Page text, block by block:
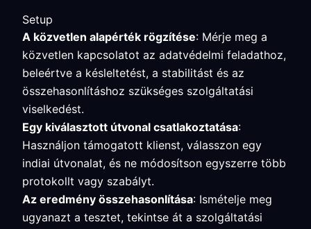
Setup
A közvetlen alapérték rögzítése: Mérje meg a
közvetlen kapcsolatot az adatvédelmi feladathoz,
beleértve a késleltetést, a stabilitást és az
összehasonlításhoz szükséges szolgáltatási
viselkedést.
Egy kiválasztott útvonal csatlakoztatása:
Használjon támogatott klienst, válasszon egy
indiai útvonalat, és ne módosítson egyszerre több
protokollt vagy szabályt.
Az eredmény összehasonlítása: Ismételje meg
ugyanazt a tesztet, tekintse át a szolgáltatási